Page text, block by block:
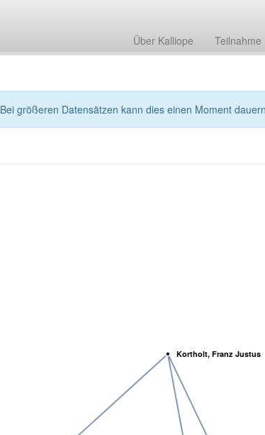
Über Kalliope Teilnahme
Bei größeren Datensätzen kann dies einen Moment
Kortholt, Franz Justus